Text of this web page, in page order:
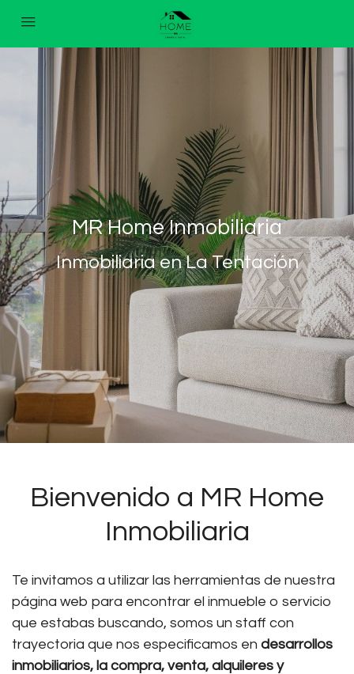
MR Home Inmobiliaria
Inmobiliaria en La Tentación
Bienvenido a MR Home
Inmobiliaria
Te invitamos a utilizar las herramientas de nuestra
página web para encontrar el inmueble o servicio
que estabas buscando, somos un staff con
trayectoria que nos especificamos en desarrollos
inmobiliarios, la compra, venta, alquileres y